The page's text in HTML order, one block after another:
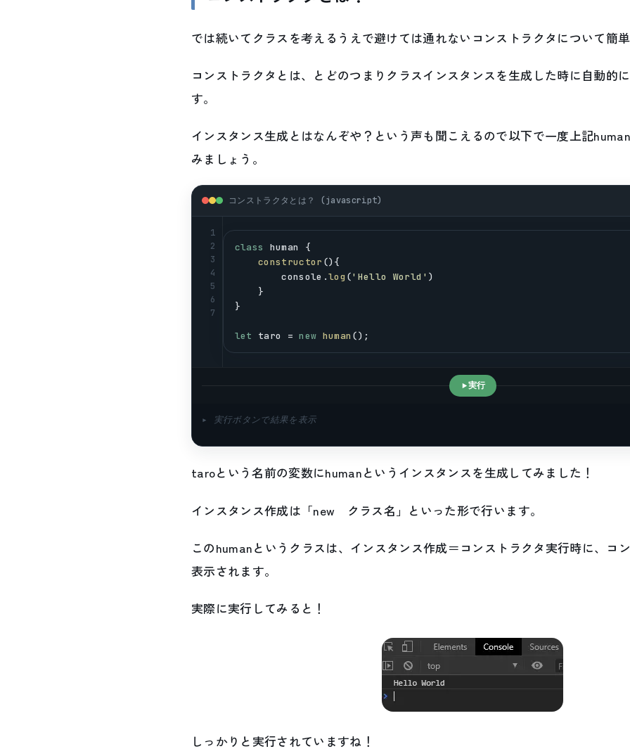
では続いてクラスを考えるうえで避けては通れないコンストラクタについて簡
コンストラクタとは、とどのつまりクラスインスタンスを生成した時に自動的
す。
インスタンス生成とはなんぞや？という声も聞こえるので以下で一度上記
みましょう。
コンストラクタとは？ (javascript)
1
2
3
4
5
6
7
class human
{
constructor (){
console .log ('Hello World' )
    }
}
let taro = new human ();
実行
▸ 実行ボタンで結果を表示
taroという名前の変数にhumanというインスタンスを生成してみました！
インスタンス作成は「new クラス名」といった形で行います。
このhumanというクラスは、インスタンス作成＝コンストラクタ実行時に、コ
表示されます。
実際に実行してみると！
しっかりと実行されていますね！